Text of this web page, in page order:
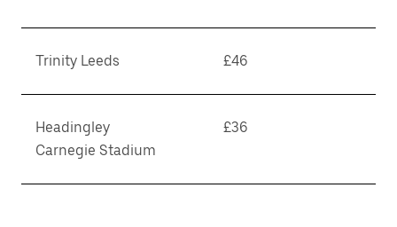
Trinity Leeds £46
Headingley
Carnegie Stadium
£36